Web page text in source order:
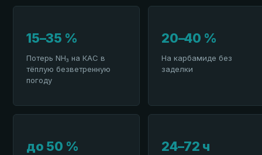
15–35 %
Потерь NH₃ на КАС в
тёплую безветренную
погоду
20–40 %
На карбамиде без
заделки
до 50 % 24–72 ч